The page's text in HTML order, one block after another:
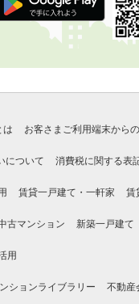
は お客さまご利用端末から
について 消費税に関する表
賃貸一戸建て・一軒家 賃
古マンション 新築一戸建て
用
ションライブラリー 不動産